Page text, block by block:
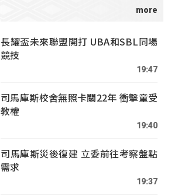
長耀盃未來聯盟開打 UBA和SBL同場
競技
19:47
司馬庫斯校舍無照卡關22年 衝擊童受
教權
19:40
司馬庫斯災後復建 立委前往考察盤點
需求
19:37